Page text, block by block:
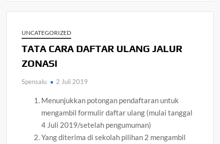
UNCATEGORIZED
TATA CARA DAFTAR ULANG JALUR
ZONASI
Spensalu 2 Juli 2019
Menunjukkan potongan pendaftaran untuk
mengambil formulir daftar ulang (mulai tanggal
4 Juli 2019/setelah pengumuman)
Yang diterima di sekolah pilihan 2 mengambil